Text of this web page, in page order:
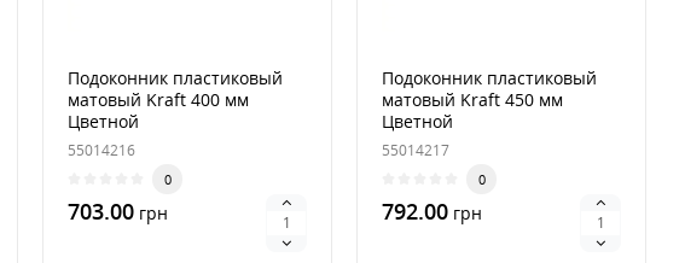
Подоконник пластиковый
матовый Kraft 400 мм
Цветной
55014216
0
703.00 грн
Подоконник пластиковый
матовый Kraft 450 мм
Цветной
55014217
0
792.00 грн